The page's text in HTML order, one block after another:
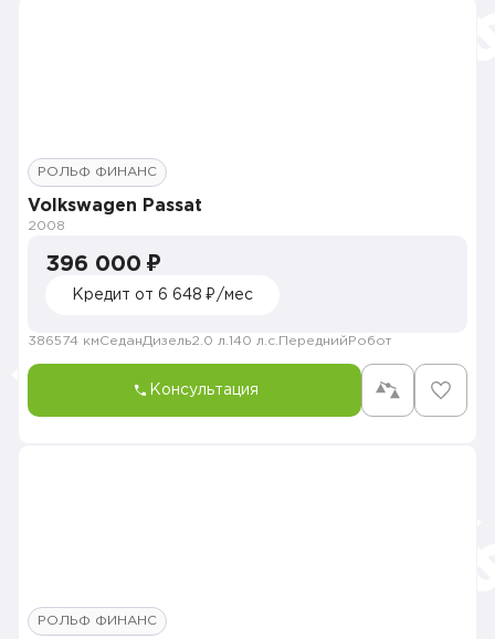
РОЛЬФ ФИНАНС
Volkswagen Passat
2008
396 000 ₽
Кредит от 6 648 ₽/мес
386574 кмСеданДизель2.0 л. 140 л.с. Передний Робот
Консультация
РОЛЬФ ФИНАНС